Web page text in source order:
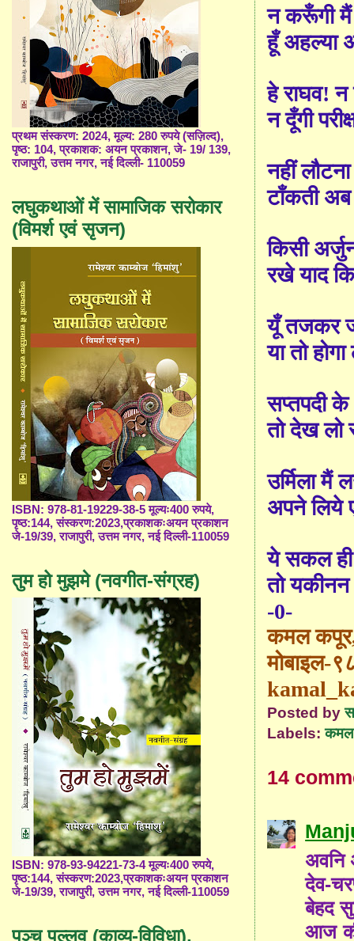
न करूँगी
हूँ अहल्या
हे राघव! न
न दूँगी
नहीं
टाँकती अब
किसी
रखे याद
यूँ तजकर
या तो
सप्तपदी
तो देख लो
उर्मिला
अपने लिये
ये सकल ही
तो
-0-
कमल कपूर
मोबाइल-
Posted by
Labels:
14
अवनि
देव-
बेहद
आज की
प्रथम संस्करण: 2024, मूल्य: 280 रुपये (सज़िल्द),
पृष्ठ: 104, प्रकाशक: अयन प्रकाशन, जे- 19/ 139,
राजापुरी, उत्तम नगर, नई दिल्ली- 110059
लघुकथाओं में सामाजिक सरोकार
(विमर्श एवं सृजन)
ISBN: 978-81-19229-38-5 मूल्यः400 रुपये,
पृष्ठ:144, संस्करण:2023,प्रकाशकःअयन प्रकाशन
जे-19/39, राजापुरी, उत्तम नगर, नई दिल्ली-110059
तुम हो मुझमे (नवगीत-संग्रह)
ISBN: 978-93-94221-73-4 मूल्यः400 रुपये,
पृष्ठ:144, संस्करण:2023,प्रकाशकःअयन प्रकाशन
जे-19/39, राजापुरी, उत्तम नगर, नई दिल्ली-110059
पञ्च पल्लव (काव्य-विविधा),